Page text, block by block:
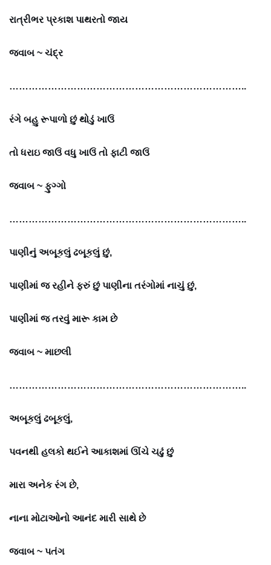
રાત્રીભર પ્રકાશ પાથરતો જાય
જવાબ ~ ચંદ્ર
………………………………………………………………..
રંગે બહુ રૂપાળો છું થોડું ખાઉં
તો ધરાઇ જાઉં વધુ ખાઉં તો ફાટી જાઉં
જવાબ ~ ફુગ્ગો
………………………………………………………………..
પાણીનું અબૂકલું ઢબૂકલું છું,
પાણીમાં જ રહીને ફરું છું પાણીના તરંગોમાં નાચું છું,
પાણીમાં જ તરવું મારૂ કામ છે
જવાબ ~ માછલી
………………………………………………………………..
અબૂકલું ઢબૂકલું,
પવનથી હલકો થઈને આકાશમાં ઊંચે ચઢું છું
મારા અનેક રંગ છે,
નાના મોટાઓનો આનંદ મારી સાથે છે
જવાબ ~ પતંગ